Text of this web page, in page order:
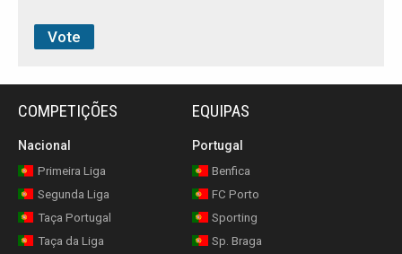
COMPETIÇÕES
Nacional
Primeira Liga
Segunda Liga
Taça Portugal
Taça da Liga
EQUIPAS
Portugal
Benfica
FC Porto
Sporting
Sp. Braga